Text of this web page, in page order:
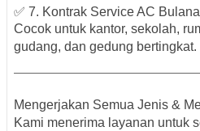
✅ 7. Kontrak Service AC
Cocok untuk kantor, sekolah,
gudang, dan gedung bertingkat.
Mengerjakan Semua Jenis &
Kami menerima layanan untuk